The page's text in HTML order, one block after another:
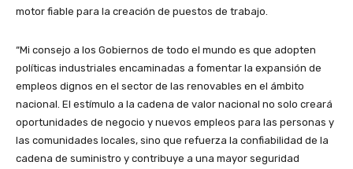
motor fiable para la creación de puestos de trabajo.
“Mi consejo a los Gobiernos de todo el mundo es que adopten
políticas industriales encaminadas a fomentar la expansión de
empleos dignos en el sector de las renovables en el ámbito
nacional. El estímulo a la cadena de valor nacional no solo creará
oportunidades de negocio y nuevos empleos para las personas y
las comunidades locales, sino que refuerza la confiabilidad de la
cadena de suministro y contribuye a una mayor seguridad